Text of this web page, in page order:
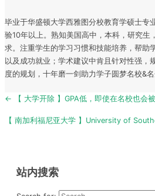
毕业于华盛顿大学西雅图分校教育学硕士专
验10年以上。熟知美国高中，本科，研究生
求。注重学生的学习习惯和技能培养，帮助
以及成功就业；学术建议中肯且针对性强，
度的规划，十年磨一剑助力学子圆梦名校&名
Post
← 【 大学开除 】GPA低，即使在名校也会
【 南加利福尼亚大学 】University of
站内搜索